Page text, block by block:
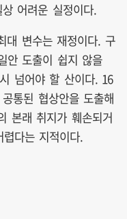
어려운 실정이다.
대 변수는 재정이다. 구
안 도출이 쉽지 않을
넘어야 할 산이다. 16
통된 협상안을 도출해
본래 취지가 훼손되거
다는 지적이다.